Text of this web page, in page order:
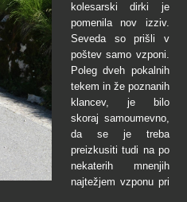
kolesarski dirki je
pomenila nov izziv.
Seveda so prišli v
poštev samo vzponi.
Poleg dveh pokalnih
tekem in že poznanih
klancev, je bilo
skoraj samoumevno,
da se je treba
preizkusiti tudi na po
nekaterih mnenjih
najtežjem vzponu pri